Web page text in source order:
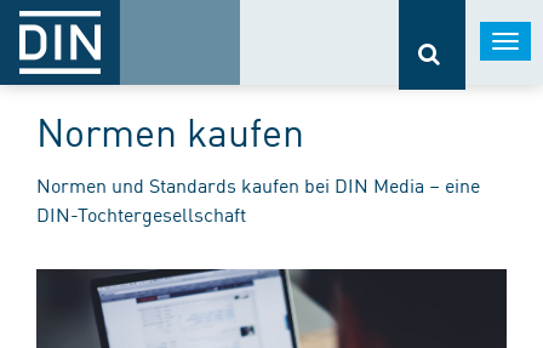
Normen kaufen
Normen und Standards kaufen bei DIN Media – eine
DIN-Tochtergesellschaft